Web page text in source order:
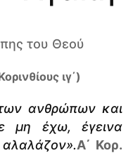
του Θεού
ιγ΄)
ανθρώπων και
μη έχω, έγεινα
Α΄ Κορ.